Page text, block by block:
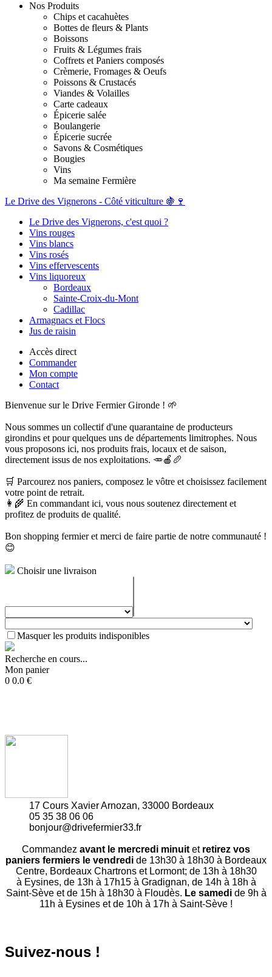
Nos Produits
Chips et cacahuètes
Bottes de fleurs & Plants
Boissons
Fruits & Légumes frais
Coffrets et Paniers composés
Crèmerie, Fromages & Oeufs
Poissons & Crustacés
Viandes & Volailles
Carte cadeaux
Épicerie salée
Boulangerie
Épicerie sucrée
Savons & Cosmétiques
Bougies
Vins
Ma semaine Fermière
Le Drive des Vignerons - Côté viticulture 🍇🍷
Le Drive des Vignerons, c'est quoi ?
Vins rouges
Vins blancs
Vins rosés
Vins effervescents
Vins liquoreux
Bordeaux
Sainte-Croix-du-Mont
Cadillac
Armagnacs et Flocs
Jus de raisin
Accès direct
Commander
Mon compte
Contact
Bienvenue sur le Drive Fermier Gironde ! 🌱
Nous sommes un collectif d'une quarantaine de producteurs
girondins et pour quelques uns de départements limitrophes. Nous
vous proposons ici, nos produits frais, locaux et de saison,
directement issus de nos exploitations. 🥕🍎🥖
🛒 Parcourez nos paniers, composez le vôtre et choisissez facilement
votre point de retrait.
👩‍🌾 En commandant ici, vous nous soutenez directement et
profitez de produits de qualité.
Bon shopping fermier et merci de faire partie de notre communauté !
😊
Choisir une livraison
Masquer les produits indisponibles
Recherche en cours...
Mon panier
0 0.0 €
17 Cours Xavier Arnozan, 33000 Bordeaux
05 35 38 06 06
bonjour@drivefermier33.fr
Commandez avant le mercredi minuit et retirez vos
paniers fermiers le vendredi de 13h30 à 18h30 à Bordeaux
Centre, Bordeaux Chartrons et Lormont; de 13h à 18h30
à Eysines, de 13h à 17h15 à Gradignan, de 14h à 18h à
Saint-Sève et de 15h à 18h30 à Floudès. Le samedi de 9h à
11h à Eysines et de 10h à 17h à Saint-Sève !
Suivez-nous !